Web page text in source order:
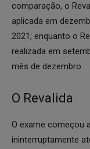
comparação, o
aplicada em
2021; enquanto o
realizada em
mês de dezembro.
O Revalida
O exame começou
ininterruptamente